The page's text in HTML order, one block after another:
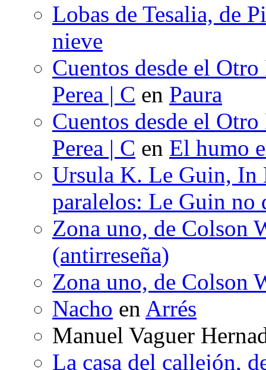
Lobas de Tesalia, de
nieve
Cuentos desde el
Perea | C en Paura
Cuentos desde el
Perea | C en El humo
Ursula K. Le Guin, In
paralelos: Le Guin no
Zona uno, de Colson
(antirreseña)
Zona uno, de Colson
Nacho en Arrés
Manuel Vaguer
La casa del callejón,